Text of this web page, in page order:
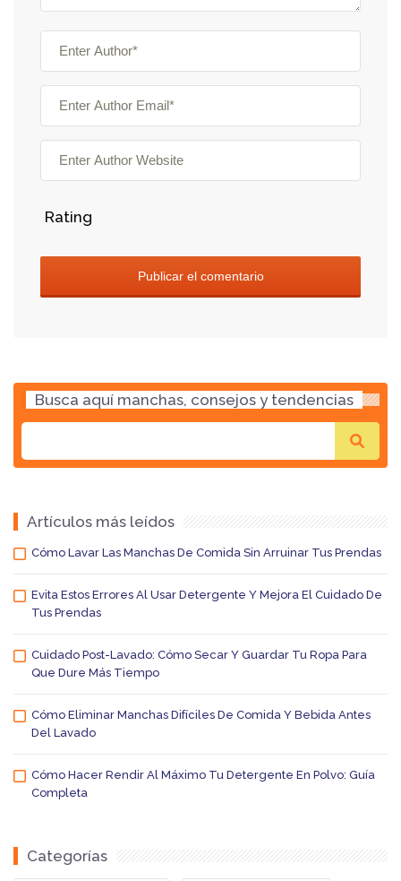
Rating
Busca aquí manchas, consejos y tendencias
Artículos más leídos
Cómo Lavar Las Manchas De Comida Sin Arruinar Tus Prendas
Evita Estos Errores Al Usar Detergente Y Mejora El Cuidado De
Tus Prendas
Cuidado Post-Lavado: Cómo Secar Y Guardar Tu Ropa Para
Que Dure Más Tiempo
Cómo Eliminar Manchas Difíciles De Comida Y Bebida Antes
Del Lavado
Cómo Hacer Rendir Al Máximo Tu Detergente En Polvo: Guía
Completa
Categorías